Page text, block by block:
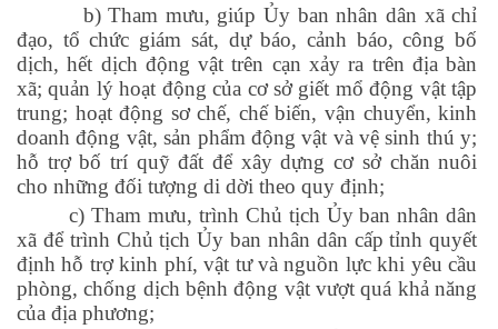
b) Tham mưu, giúp Ủy ban nhân dân xã chỉ
đạo, tổ chức giám sát, dự báo, cảnh báo, công bố
dịch, hết dịch động vật trên cạn xảy ra trên địa bàn
xã; quản lý hoạt động của cơ sở giết mổ động vật tập
trung; hoạt động sơ chế, chế biến, vận chuyển, kinh
doanh động vật, sản phẩm động vật và vệ sinh thú y;
hỗ trợ bố trí quỹ đất để xây dựng cơ sở chăn nuôi
cho những đối tượng di dời theo quy định;
c) Tham mưu, trình Chủ tịch Ủy ban nhân dân
xã để trình Chủ tịch Ủy ban nhân dân cấp tỉnh quyết
định hỗ trợ kinh phí, vật tư và nguồn lực khi yêu cầu
phòng, chống dịch bệnh động vật vượt quá khả năng
của địa phương;